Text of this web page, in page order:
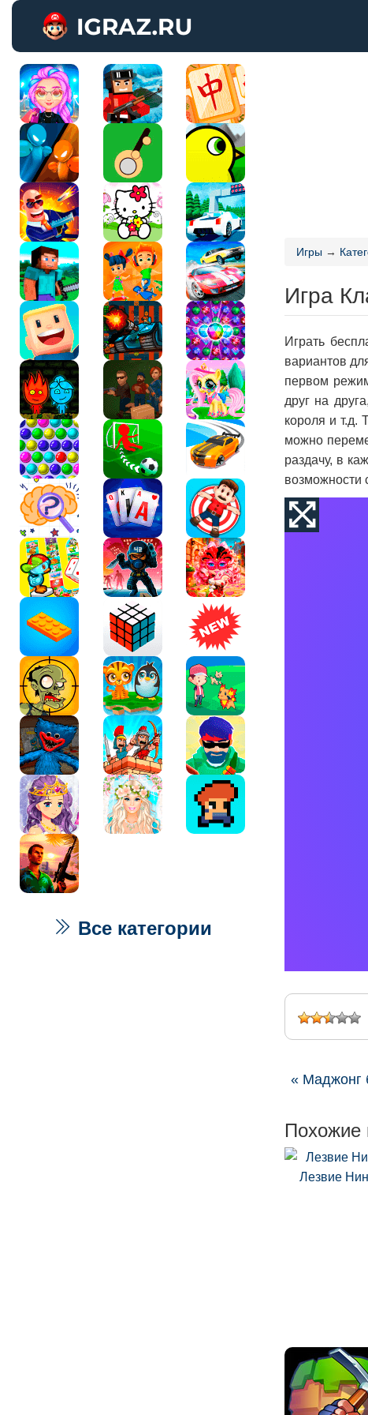
Игры →
Игра
Играть
вариантов
первом
друг на
короля и т.д.
можно
раздачу, в
возможности
« Маджонг
Похожие
Лезвие
Все категории